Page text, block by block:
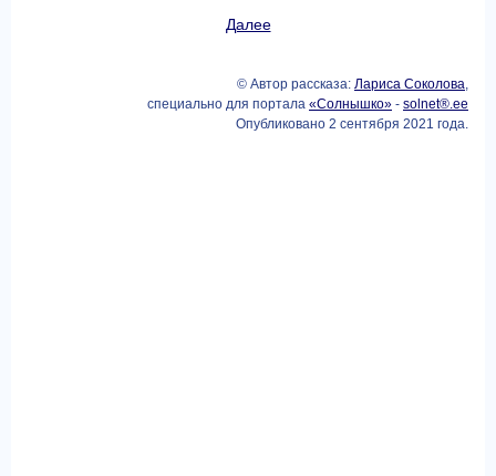
Далее
© Автор рассказа: Лариса Соколова
специально для портала «Солнышко» - solnet®.ee
Опубликовано 2 сентября 2021 года.